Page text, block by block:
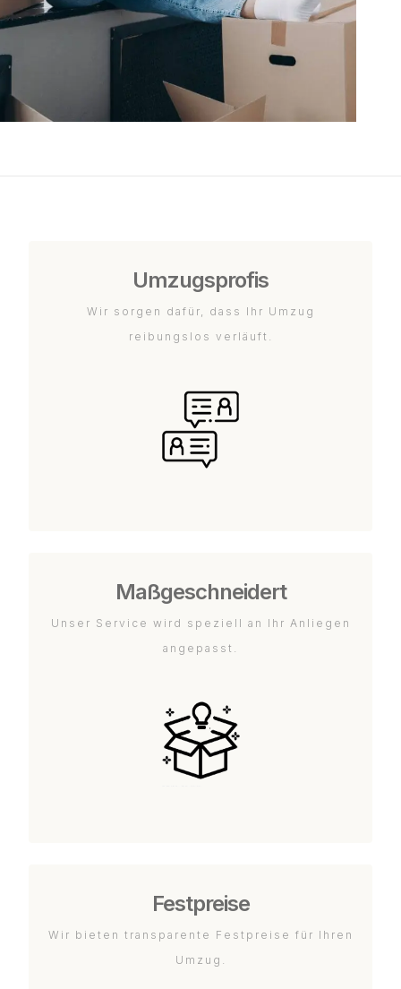
Umzugsprofis
Wir sorgen dafür, dass Ihr Umzug
reibungslos verläuft.
Maßgeschneidert
Unser Service wird speziell an Ihr Anliegen
angepasst.
Festpreise
Wir bieten transparente Festpreise für Ihren
Umzug.